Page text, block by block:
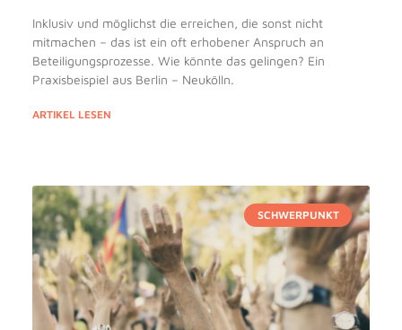
Inklusiv und möglichst die erreichen, die sonst nicht
mitmachen – das ist ein oft erhobener Anspruch an
Beteiligungsprozesse. Wie könnte das gelingen? Ein
Praxisbeispiel aus Berlin – Neukölln.
ARTIKEL LESEN
SCHWERPUNKT